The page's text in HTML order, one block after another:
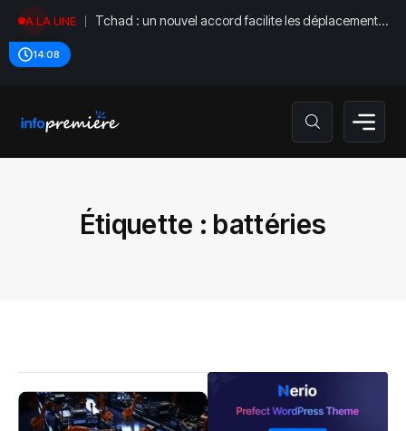
A LA UNE
Tchad : un nouvel accord facilite les déplacements
14:08
Étiquette : battéries